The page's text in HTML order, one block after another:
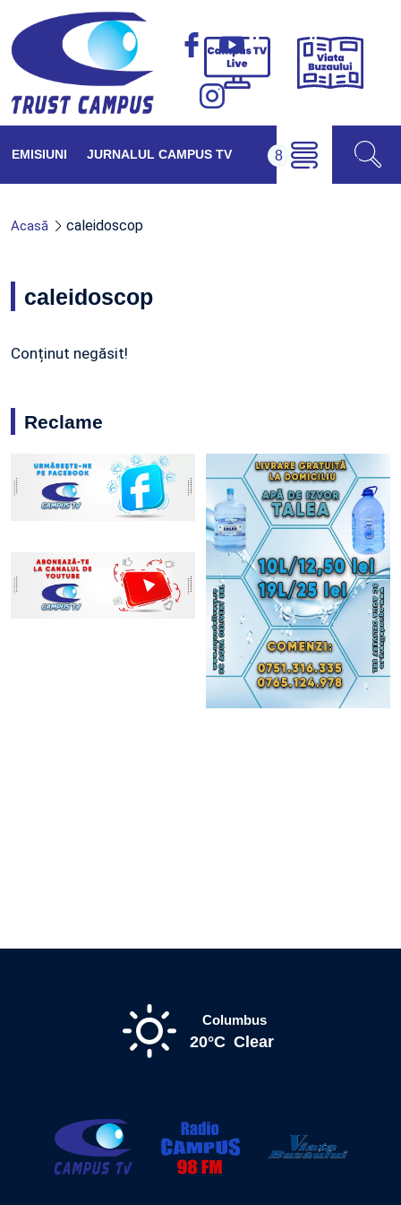
Campus
Viața
EMISIUNI JURNALUL CAMPUS TV
Acasă caleidoscop
caleidoscop
Conținut negăsit!
Reclame
Columbus
20°C Clear